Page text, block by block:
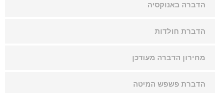
הדברה באנוקסיה
הדברת חולדות
מחירון הדברה מעודכן
הדברת פשפש המיטה